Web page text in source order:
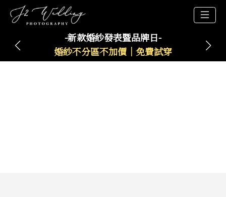
-新款婚紗發表暨品牌日-
婚紗不分區不加價｜免費試穿